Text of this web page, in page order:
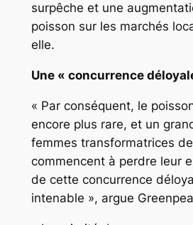
surpêche et une
poisson sur les marchés
elle.
Une « concurrence
« Par conséquent, le
encore plus rare, et un
femmes transformatrices
commencent à perdre leur
de cette concurrence
intenable », argue